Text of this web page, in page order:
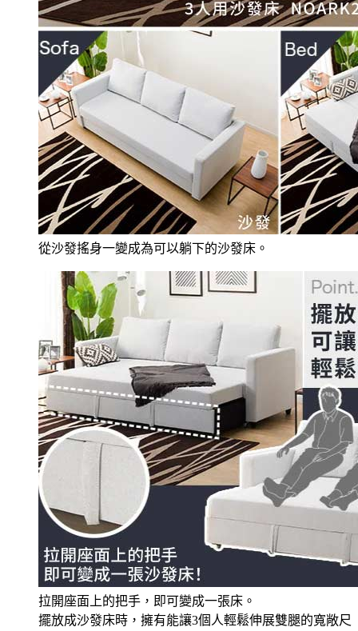
從沙發搖身一變成為可以躺下的沙發床。
拉開座面上的把手，即可變成一張床。
擺放成沙發床時，擁有能讓3個人輕鬆伸展雙腿的寬敞尺